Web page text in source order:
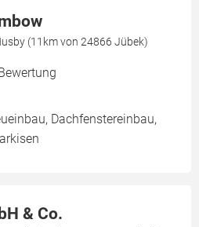
(11km von 24866 Jübek)
Dachfenstereinbau,
& Co.